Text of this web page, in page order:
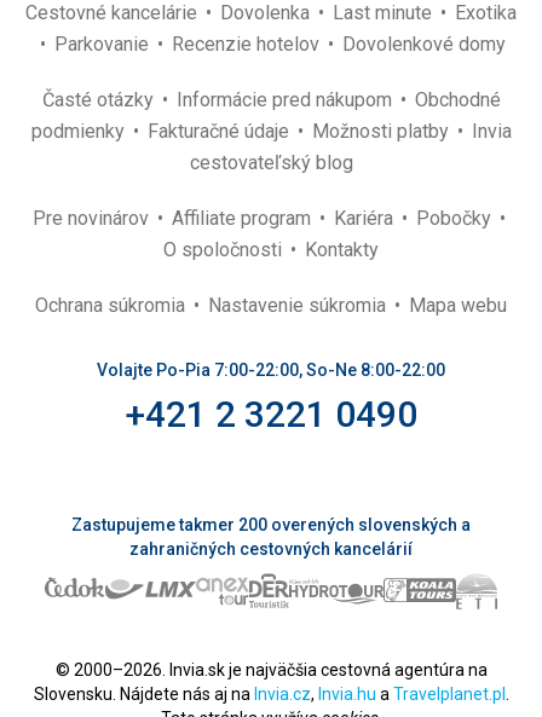
Cestovné kancelárie Dovolenka Last minute
Exotika
Parkovanie
Recenzie hotelov Dovolenkové domy
Časté otázky Informácie pred nákupom
Obchodné
podmienky
Fakturačné údaje Možnosti platby
Invia
cestovateľský blog
Pre novinárov Affiliate program Kariéra
Pobočky
O spoločnosti
Kontakty
Ochrana súkromia Nastavenie súkromia Mapa webu
Volajte Po-Pia 7:00-22:00, So-Ne 8:00-22:00
+421 2 3221 0490
Zastupujeme takmer 200 overených slovenských a
zahraničných cestovných kancelárií
© 2000–2026. Invia.sk je najväčšia cestovná agentúra na
Slovensku. Nájdete nás aj na Invia.cz, Invia.hu a Travelplanet.pl